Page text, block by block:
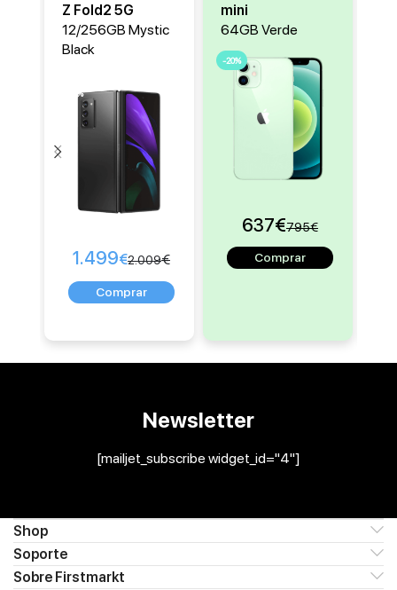
Z Fold2 5G
12/256GB Mystic
Black
-25%
2.009€
1.499€
mini
64GB Verde
-20%
795€
637€
Newsletter
[mailjet_subscribe widget_id="4"]
Shop
Soporte
Sobre Firstmarkt